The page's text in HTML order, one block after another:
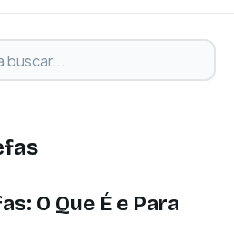
O Que É e Para